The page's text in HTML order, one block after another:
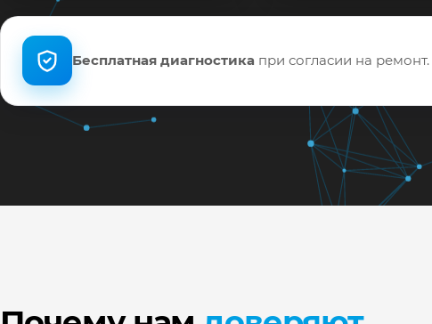
Бесплатная диагностика при согласии на